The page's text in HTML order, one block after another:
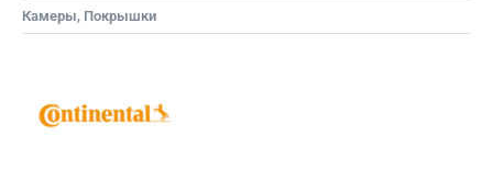
Камеры, Покрышки